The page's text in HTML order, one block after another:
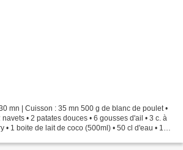
mn | Cuisson : 35 mn 500 g de blanc de poulet •
• 2 patates douces • 6 gousses d'ail • 3 c. à
• 1 boite de lait de coco (500ml) • 50 cl d'eau • 1